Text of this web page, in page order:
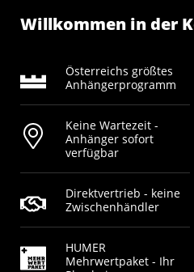
Willkommen in der
Österreichs größtes
Anhängerprogramm
Keine Wartezeit -
Anhänger sofort
verfügbar
Direktvertrieb - keine
Zwischenhändler
HUMER
Mehrwertpaket - Ihr